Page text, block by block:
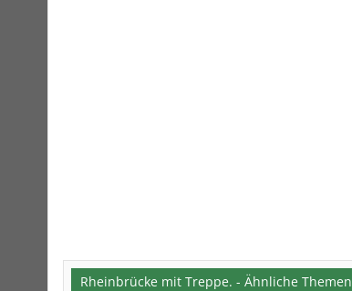
Rheinbrücke mit Treppe. - Ähnliche Themen